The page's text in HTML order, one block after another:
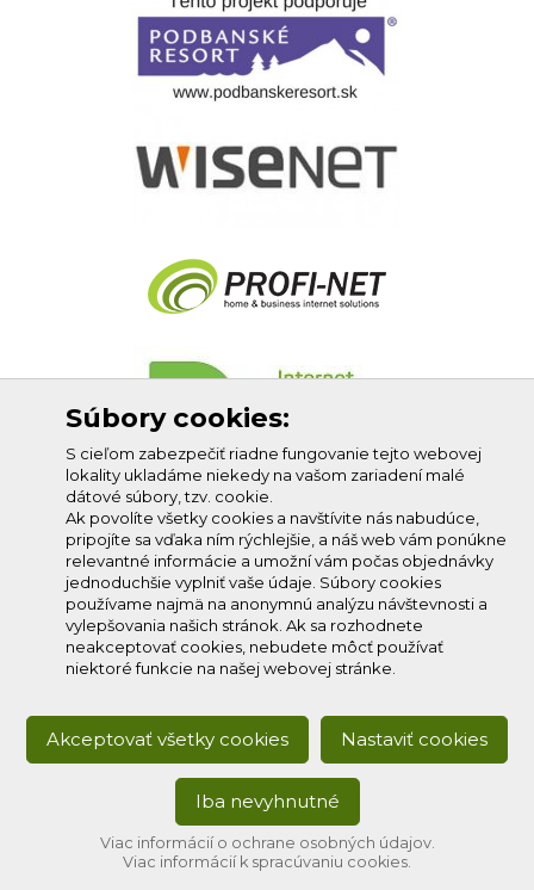
Profi-net s.r.o.
Súbory cookies:
S cieľom zabezpečiť riadne fungovanie tejto webovej
lokality ukladáme niekedy na vašom zariadení malé
dátové súbory, tzv. cookie.
Ak povolíte všetky cookies a navštívite nás nabudúce,
pripojíte sa vďaka ním rýchlejšie, a náš web vám ponúkne
relevantné informácie a umožní vám počas objednávky
jednoduchšie vyplniť vaše údaje. Súbory cookies
používame najmä na anonymnú analýzu návštevnosti a
vylepšovania našich stránok. Ak sa rozhodnete
neakceptovať cookies, nebudete môcť používať
niektoré funkcie na našej webovej stránke.
Akceptovať všetky cookies Nastaviť cookies
Iba nevyhnutné
Viac informácií o ochrane osobných údajov.
Viac informácií k spracúvaniu cookies.